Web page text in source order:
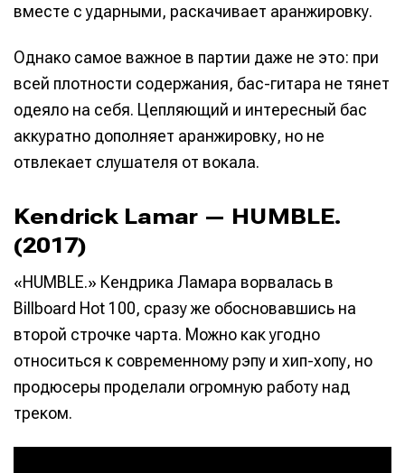
вместе с ударными, раскачивает аранжировку.
Однако самое важное в партии даже не это: при
всей плотности содержания, бас-гитара не тянет
одеяло на себя. Цепляющий и интересный бас
аккуратно дополняет аранжировку, но не
отвлекает слушателя от вокала.
Kendrick Lamar — HUMBLE.
(2017)
«HUMBLE.» Кендрика Ламара ворвалась в
Billboard Hot 100, сразу же обосновавшись на
второй строчке чарта. Можно как угодно
относиться к современному рэпу и хип-хопу, но
продюсеры проделали огромную работу над
треком.